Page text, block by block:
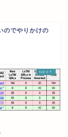
のでやりかけの